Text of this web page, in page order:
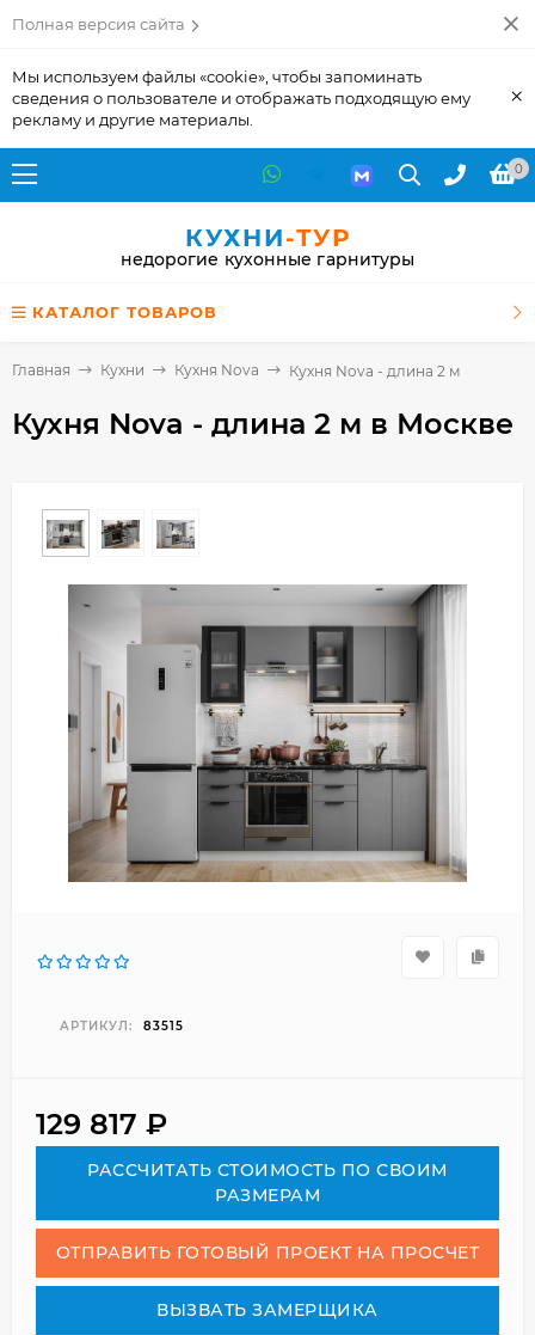
Полная версия сайта
Мы используем файлы «cookie», чтобы запоминать
сведения о пользователе и отображать подходящую ему
рекламу и другие материалы.
×
0
КУХНИ-ТУР
недорогие кухонные гарнитуры
КАТАЛОГ ТОВАРОВ
Главная Кухни Кухня Nova Кухня Nova - длина 2 м
Кухня Nova - длина 2 м в Москве
АРТИКУЛ: 83515
129 817 ₽
РАСCЧИТАТЬ СТОИМОСТЬ ПО СВОИМ
РАЗМЕРАМ
ОТПРАВИТЬ ГОТОВЫЙ ПРОЕКТ НА ПРОСЧЕТ
ВЫЗВАТЬ ЗАМЕРЩИКА